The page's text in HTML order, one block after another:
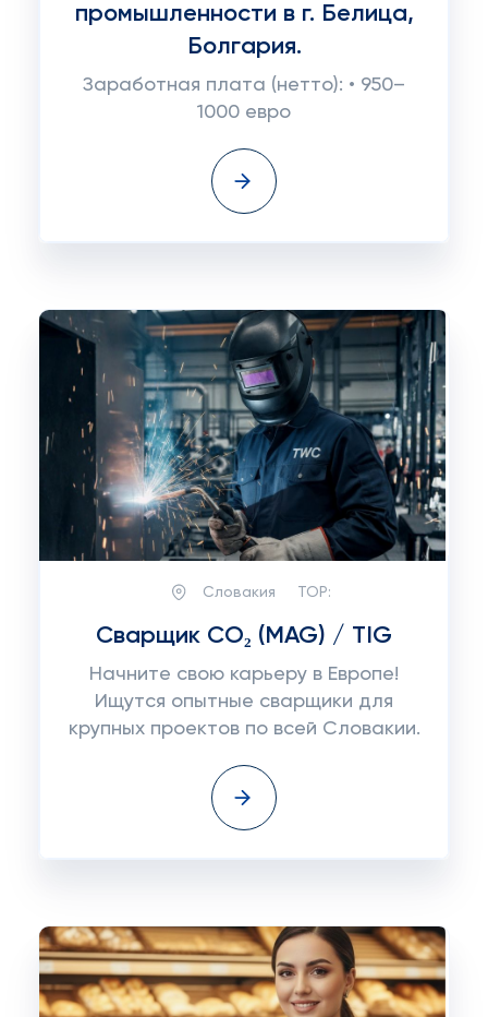
промышленности в г. Белица,
Болгария.
Заработная плата (нетто): • 950–
1000 евро
Словакия TOP:
Сварщик CO₂ (MAG) / TIG
Начните свою карьеру в Европе!
Ищутся опытные сварщики для
крупных проектов по всей Словакии.